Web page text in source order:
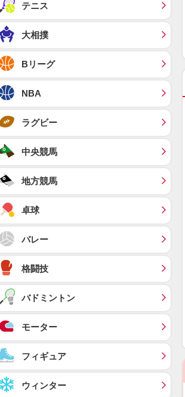
テニス
大相撲
Bリーグ
NBA
ラグビー
中央競馬
地方競馬
卓球
バレー
格闘技
バドミントン
モーター
フィギュア
ウィンター